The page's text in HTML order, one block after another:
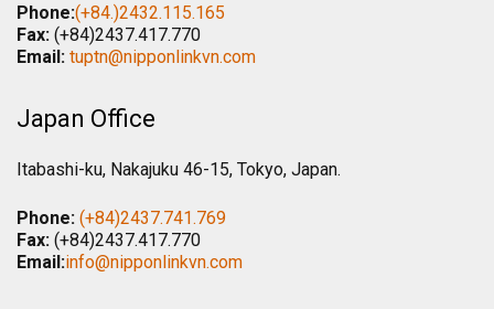
Phone:(+84.)2432.115.165
Fax: (+84)2437.417.770
Email: tuptn@nipponlinkvn.com
Japan Office
Itabashi-ku, Nakajuku 46-15, Tokyo, Japan.
Phone: (+84)2437.741.769
Fax: (+84)2437.417.770
Email:info@nipponlinkvn.com